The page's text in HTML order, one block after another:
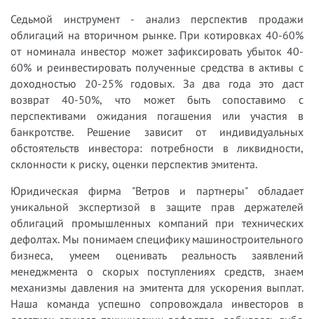
Седьмой инструмент - анализ перспектив продажи
облигаций на вторичном рынке. При котировках 40-60%
от номинала инвестор может зафиксировать убыток 40-
60% и реинвестировать полученные средства в активы с
доходностью 20-25% годовых. За два года это даст
возврат 40-50%, что может быть сопоставимо с
перспективами ожидания погашения или участия в
банкротстве. Решение зависит от индивидуальных
обстоятельств инвестора: потребности в ликвидности,
склонности к риску, оценки перспектив эмитента.
Юридическая фирма "Ветров и партнеры" обладает
уникальной экспертизой в защите прав держателей
облигаций промышленных компаний при технических
дефолтах. Мы понимаем специфику машиностроительного
бизнеса, умеем оценивать реальность заявлений
менеджмента о скорых поступлениях средств, знаем
механизмы давления на эмитента для ускорения выплат.
Наша команда успешно сопровождала инвесторов в